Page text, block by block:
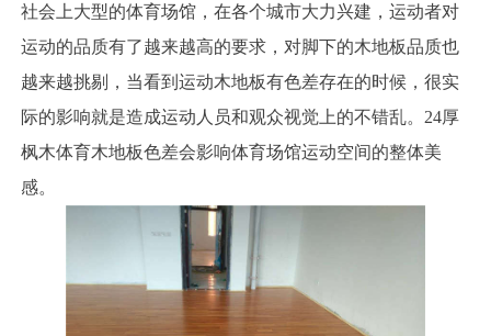
社会上大型的体育场馆，在各个城市大力兴建，运动者对
运动的品质有了越来越高的要求，对脚下的木地板品质也
越来越挑剔，当看到运动木地板有色差存在的时候，很实
际的影响就是造成运动人员和观众视觉上的不错乱。24厚
枫木体育木地板色差会影响体育场馆运动空间的整体美
感。